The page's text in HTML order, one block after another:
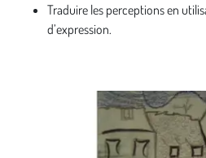
Traduire les perceptions en
d’expression.